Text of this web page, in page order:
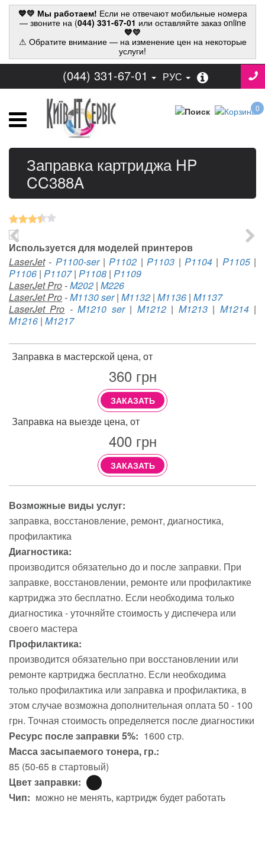
💙💛 Мы работаем! Если не отвечают мобильные номера
— звоните на (044) 331-67-01 или оставляйте заказ online
💙💛
⚠ Обратите внимание — на изменение цен на некоторые
услуги!
(044) 331-67-01 РУС
0
Заправка картриджа HP
CC388A
Используется для моделей принтеров
LaserJet- P1100-ser|P1102 |P1103 | P1104| P1105|
P1106 | P1107| P1108 | P1109
LaserJet Pro -M202 | M226
LaserJet Pro -M1130 ser| M1132 | M1136 | M1137
LaserJet Pro -M1210 ser| M1212| M1213| M1214|
M1216 | M1217
Заправка в мастерской цена, от
360грн
ЗАКАЗАТЬ
Заправка на выезде цена, от
400грн
ЗАКАЗАТЬ
Возможные виды услуг:
заправка восстановление ремонт диагностика
профилактика
Диагностика:
производится обязательно до и после заправки. При
заправке, восстановлении, ремонте или профилактике
картриджа это бесплатно. Если необходима только
диагностика - уточняйте стоимость у диспечера или
своего мастера
Профилактика:
производится обязательно при восстановлении или
ремонте картриджа бесплатно. Если необходима
только профилактика или заправка и профилактика, в
этом случае возможна дополнительная оплата 50 - 100
грн. Точная стоимость определяется после диагностики
Ресурс после заправки 5%: 1600 стр.
Масса засыпаемого тонера, гр.:
85 (50-65 в стартовый)
Цвет заправки:
Чип: можно не менять, картридж будет работать